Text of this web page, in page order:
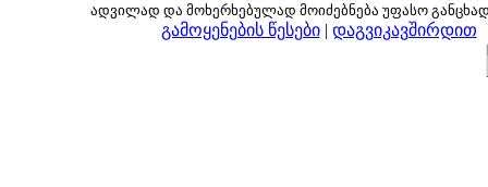
ადვილად და მოხერხებულად მოიძებნება უფასო
გამოყენების წესები| დაგვიკავშირდით